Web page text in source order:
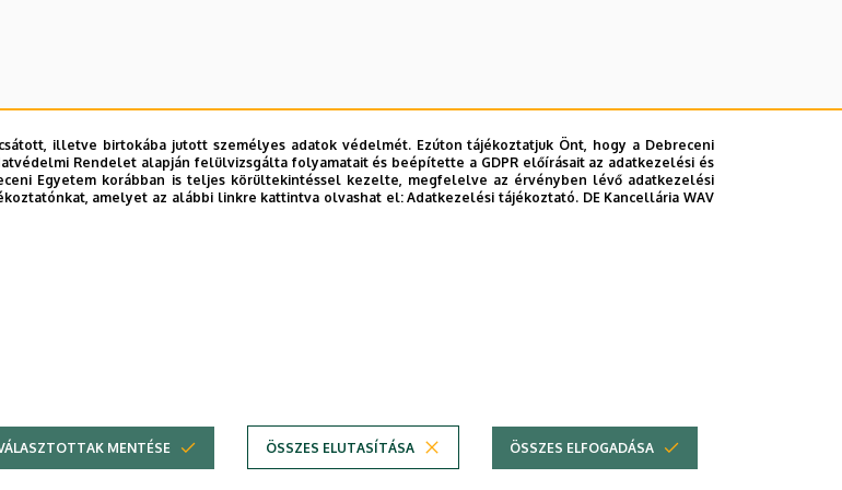
illetve birtokába jutott személyes adatok védelmét. Ezúton tájékoztatjuk Önt, hogy a Debreceni
Rendelet alapján felülvizsgálta folyamatait és beépítette a GDPR előírásait az adatkezelési és
Egyetem korábban is teljes körültekintéssel kezelte, megfelelve az érvényben lévő adatkezelési
amelyet az alábbi linkre kattintva olvashat el:Adatkezelési tájékoztató. DE Kancellária WAV
MENTÉSE ÖSSZES ELUTASÍTÁSA ÖSSZES ELFOGADÁSA